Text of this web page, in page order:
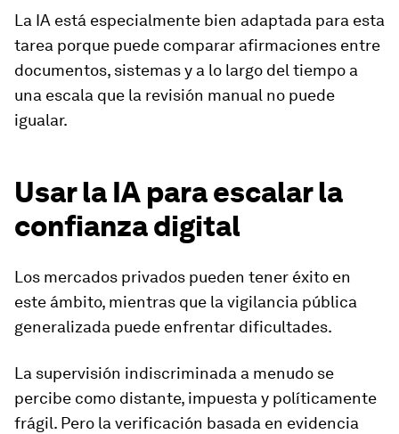
La IA está especialmente bien adaptada para esta
tarea porque puede comparar afirmaciones entre
documentos, sistemas y a lo largo del tiempo a
una escala que la revisión manual no puede
igualar.
Usar la IA para escalar la
confianza digital
Los mercados privados pueden tener éxito en
este ámbito, mientras que la vigilancia pública
generalizada puede enfrentar dificultades.
La supervisión indiscriminada a menudo se
percibe como distante, impuesta y políticamente
frágil. Pero la verificación basada en evidencia